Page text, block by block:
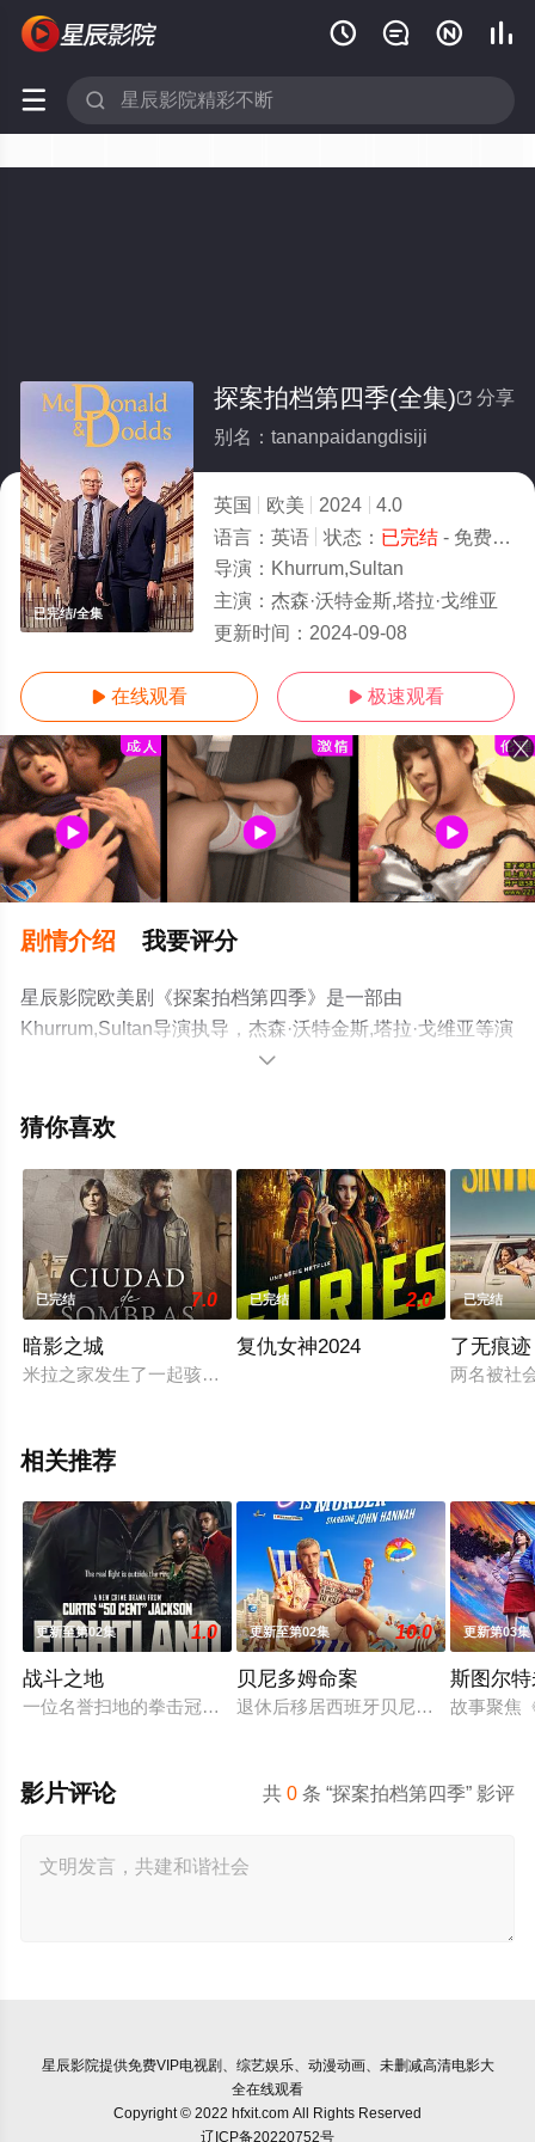
   
 
已完结/全集
 分享
探案拍档第四季(全集)
别名：tananpaidangdisiji
英国 欧美 2024
4.0
语言： 英语 状态： 已完结- 免费在线观看
导演： Khurrum,Sultan
主演： 杰森·沃特金斯,塔拉·戈维亚
更新时间： 2024-09-08
 在线观看  极速观看
剧情介绍 我要评分
星辰影院欧美剧《探案拍档第四季》是一部由
Khurrum,Sultan导演执导，杰森·沃特金斯,塔拉·戈维亚等演
员精彩演绎的英国电视剧，大结局剧情已揭晓（已完
辰影视，更多相关信息可移步至豆瓣电视剧、电视猫或剧

猜你喜欢
已完结 7.0
暗影之城
米拉之家发生了一起骇人听闻的罪案：一具烧毁的尸体悬挂在
已完结 2.0
复仇女神2024
已完结
了无痕迹
两名被社
相关推荐
更新至第02集 1.0
战斗之地
一位名誉扫地的拳击冠军从监狱获释，返回伦敦，对背叛他的犯
更新至第02集 10.0
贝尼多姆命案
退休后移居西班牙贝尼多姆经营酒吧
更新第03集
斯图尔
故事聚焦
共0 条 “探案拍档第四季” 影评
影片评论
星辰影院提供免费VIP电视剧、综艺娱乐、动漫动画、未删减高清电影大
全在线观看
Copyright © 2022 hfxit.com All Rights Reserved
辽ICP备20220752号